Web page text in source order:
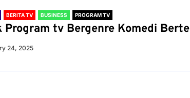
BERITA TV BUSINESS PROGRAM TV
Program tv Bergenre Komedi
24, 2025